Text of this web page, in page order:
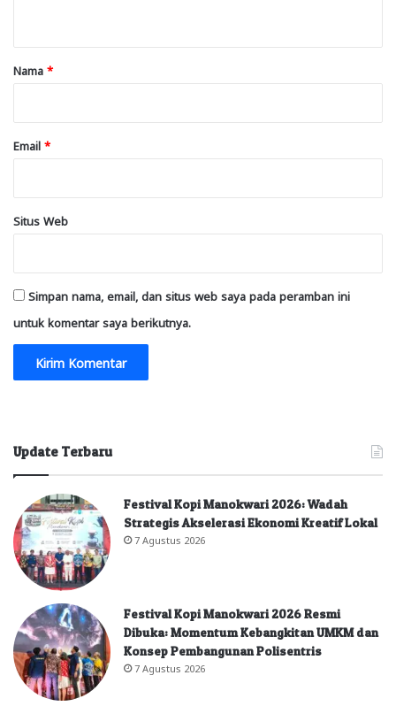
rNama *
Email *
Situs Web
Simpan nama, email, dan situs web saya pada peramban ini
untuk komentar saya berikutnya.
Update Terbaru
Festival Kopi Manokwari 2026: Wadah
Strategis Akselerasi Ekonomi Kreatif Lokal
7 Agustus 2026
Festival Kopi Manokwari 2026 Resmi
Dibuka: Momentum Kebangkitan UMKM dan
Konsep Pembangunan Polisentris
7 Agustus 2026